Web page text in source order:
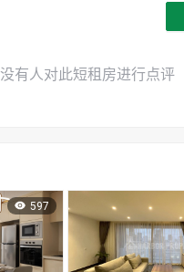
有人对此短租房进行点评
597